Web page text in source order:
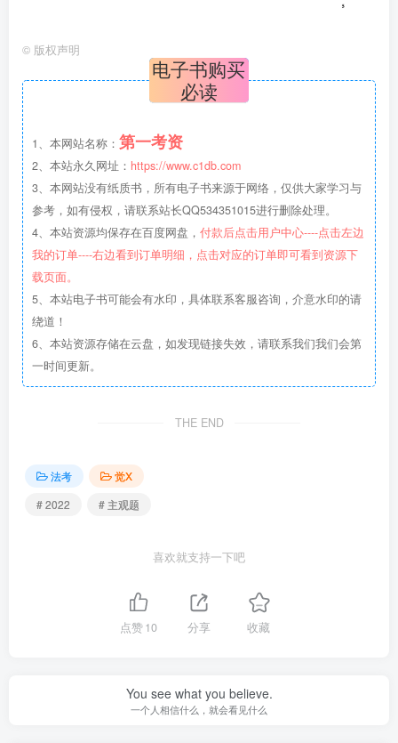
© 版权声明
电子书购买
必读
1、本网站名称： 第一考资
2、本站永久网址： https://www.c1db.com
3、本网站没有纸质书，所有电子书来源于网络，仅供大家学习与
参考，如有侵权，请联系站长QQ534351015进行删除处理。
4、本站资源均保存在百度网盘， 付款后点击用户中心----点击左边
我的订单----右边看到订单明细，点击对应的订单即可看到资源下
载页面。
5、本站电子书可能会有水印，具体联系客服咨询，介意水印的请
绕道！
6、本站资源存储在云盘，如发现链接失效，请联系我们我们会第
一时间更新。
THE END
法考
觉X
# 2022
# 主观题
喜欢就支持一下吧
点赞10 分享 收藏
You see what you believe.
一个人相信什么，就会看见什么